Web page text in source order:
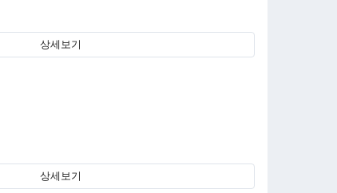
상세보기
상세보기